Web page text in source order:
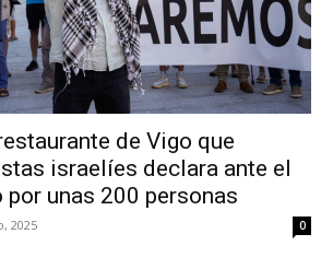
de Vigo que
israelíes declara ante el
por unas 200 personas
2025 0